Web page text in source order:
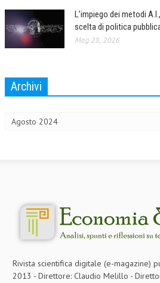
PERSONA E CITTÀ
L’UMANISTA
DIRITTO PENALE D’IMPRESA
DIRITTO DEL WEB
FISCO
DIRITTO TRIBUTARIO
TAX RISK MANAGEMENT
L’impiego dei metodi
scelta di politica
Mag 28, 2026
Archivi
Rivista scientifica digitale (e-magazine)
2013 - Direttore: Claudio Melillo -